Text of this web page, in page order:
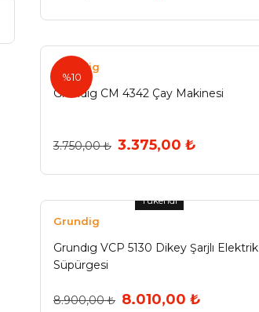
%10
Grundig
Grundig CM 4342 Çay Makinesi
3.750,00 ₺ 3.375,00 ₺
Tükendi
Grundig
Grundıg VCP 5130 Dikey Şarjlı Elektrik
Süpürgesi
8.900,00 ₺ 8.010,00 ₺